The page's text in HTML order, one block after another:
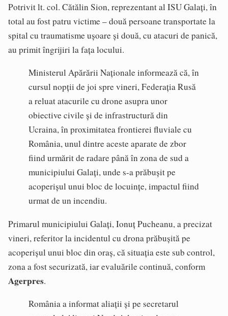
Potrivit lt. col. Cătălin Sion, reprezentant al ISU Galați, în
total au fost patru victime – două persoane transportate la
spital cu traumatisme ușoare și două, cu atacuri de panică,
au primit îngrijiri la fața locului.
Ministerul Apărării Naționale informează că, în
cursul nopții de joi spre vineri, Federația Rusă
a reluat atacurile cu drone asupra unor
obiective civile și de infrastructură din
Ucraina, în proximitatea frontierei fluviale cu
România, unul dintre aceste aparate de zbor
fiind urmărit de radare până în zona de sud a
municipiului Galați, unde s-a prăbușit pe
acoperișul unui bloc de locuințe, impactul fiind
urmat de un incendiu.
Primarul municipiului Galați, Ionuț Pucheanu, a precizat
vineri, referitor la incidentul cu drona prăbușită pe
acoperișul unui bloc din oraș, că situația este sub control,
zona a fost securizată, iar evaluările continuă, conform
Agerpres.
România a informat aliații și pe secretarul